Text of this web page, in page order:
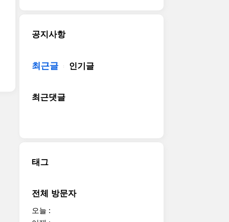
공지사항
최근글 인기글
최근댓글
태그
전체 방문자
오늘 :